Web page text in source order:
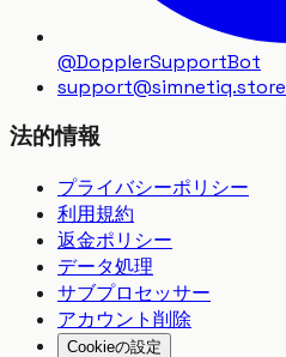
@DopplerSupportBot
support@simnetiq.store
法的情報
プライバシーポリシー
利用規約
返金ポリシー
データ処理
サブプロセッサー
アカウント削除
Cookieの設定